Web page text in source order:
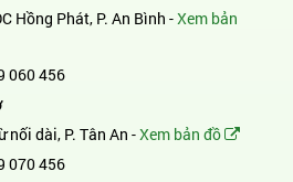
Hồng Phát, P. An Bình -Xem bản
060 456
nối dài, P. Tân An -Xem bản đồ
070 456